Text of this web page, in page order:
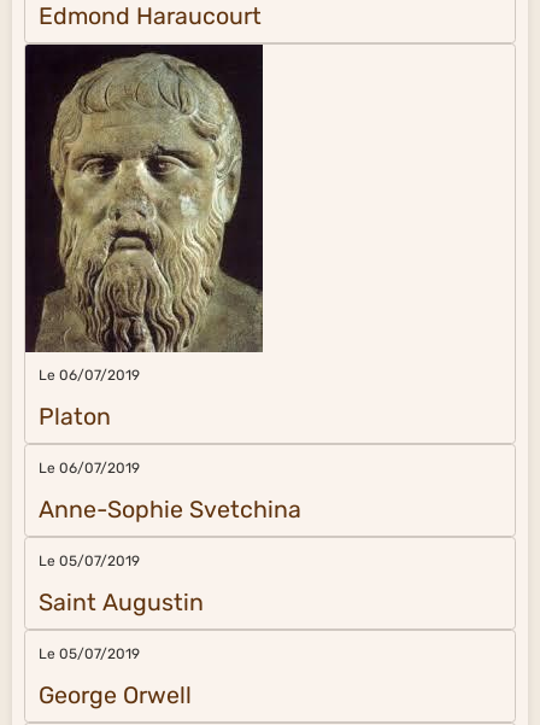
Edmond Haraucourt
Le 06/07/2019
Platon
Le 06/07/2019
Anne-Sophie Svetchina
Le 05/07/2019
Saint Augustin
Le 05/07/2019
George Orwell